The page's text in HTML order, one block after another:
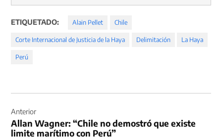
ETIQUETADO: Alain Pellet Chile
Corte Internacional de Justicia de la Haya Delimitación La Haya
Perú
de
entradas
Anterior
Allan Wagner: “Chile no demostró que existe
limite marítimo con Perú”